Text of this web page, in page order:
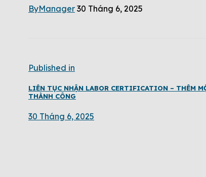
ByManager 30 Tháng 6, 2025
Published in
LIÊN TỤC NHẬN LABOR CERTIFICATION – THÊM
THÀNH CÔNG
30 Tháng 6, 2025